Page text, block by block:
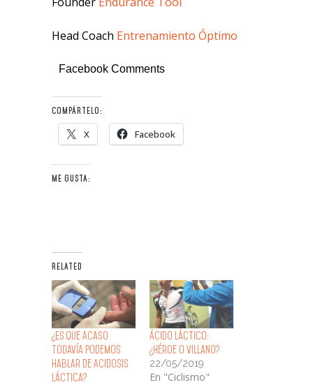
Head Coach Entrenamiento Óptimo
Facebook Comments
COMPÁRTELO:
X Facebook
ME GUSTA:
RELATED
¿Es que Acaso
todavía Podemos
Hablar de Acidosis
Láctica?
Ácido Láctico:
¿Héroe o Villano?
22/05/2019
En "Ciclismo"